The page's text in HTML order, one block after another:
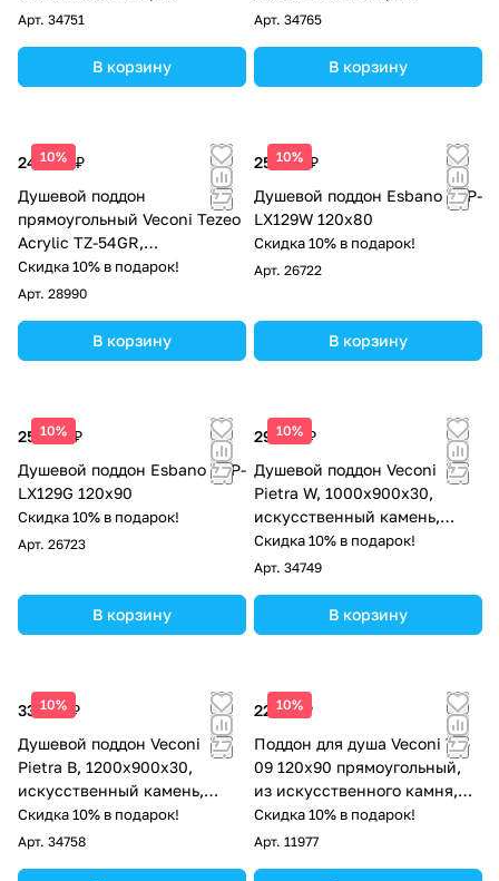
Арт. 34751
В корзину
Арт. 34765
В корзину
10%
24 044 ₽
Душевой поддон
прямоугольный Veconi Tezeo
Acrylic TZ-54GR,
1200x900x150, акрил, серый
матовый
Скидка 10% в подарок!
Арт. 28990
В корзину
10%
25 500 ₽
Душевой поддон Esbano ESP-
LX129W 120х80
Скидка 10% в подарок!
Арт. 26722
В корзину
10%
25 500 ₽
Душевой поддон Esbano ESP-
LX129G 120х90
Скидка 10% в подарок!
Арт. 26723
В корзину
10%
29 179 ₽
Душевой поддон Veconi
Pietra W, 1000x900x30,
искусственный камень,
белый
Скидка 10% в подарок!
Арт. 34749
В корзину
10%
33 015 ₽
Душевой поддон Veconi
Pietra B, 1200x900x30,
искусственный камень,
черный
Скидка 10% в подарок!
Арт. 34758
10%
22 177 ₽
Поддон для душа Veconi TZ-
09 120х90 прямоугольный,
из искусственного камня,
белый
Скидка 10% в подарок!
Арт. 11977